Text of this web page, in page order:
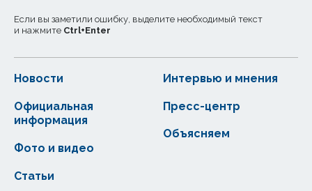
Если вы заметили ошибку, выделите необходимый текст
и нажмите Ctrl+Enter
Новости
Статьи
Официальная
информация
Интервью и мнения
Фото и видео
Пресс-центр
Объясняем